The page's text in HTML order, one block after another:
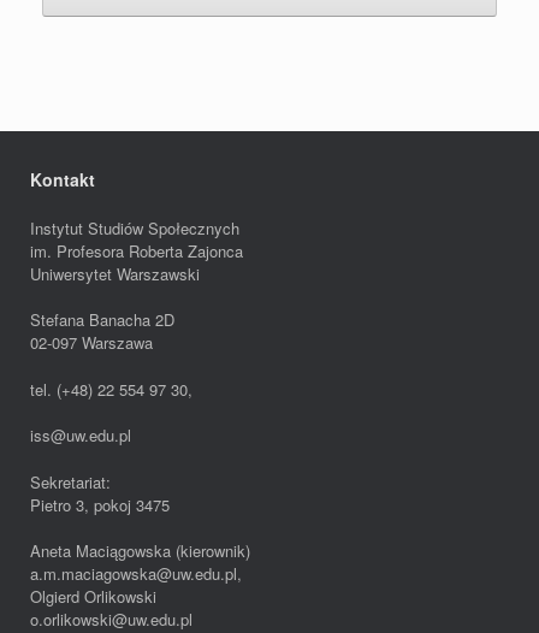
Kontakt
Instytut Studiów Społecznych
im. Profesora Roberta Zajonca
Uniwersytet Warszawski
Stefana Banacha 2D
02-097 Warszawa
tel. (+48) 22 554 97 30,
iss@uw.edu.pl
Sekretariat:
Pietro 3, pokoj 3475
Aneta Maciągowska (kierownik)
a.m.maciagowska@uw.edu.pl,
Olgierd Orlikowski
o.orlikowski@uw.edu.pl